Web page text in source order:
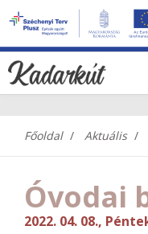
Főoldal Aktuális
Óvodai
2022. 04. 08.,